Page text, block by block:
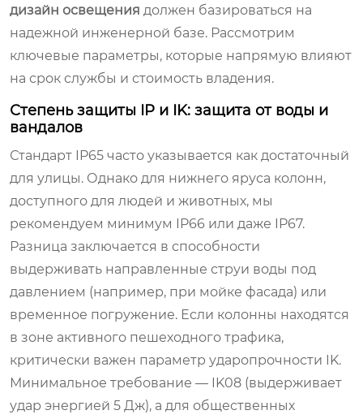
дизайн освещения должен базироваться на
надежной инженерной базе. Рассмотрим
ключевые параметры, которые напрямую влияют
на срок службы и стоимость владения.
Степень защиты IP и IK: защита от воды и
вандалов
Стандарт IP65 часто указывается как достаточный
для улицы. Однако для нижнего яруса колонн,
доступного для людей и животных, мы
рекомендуем минимум IP66 или даже IP67.
Разница заключается в способности
выдерживать направленные струи воды под
давлением (например, при мойке фасада) или
временное погружение. Если колонны находятся
в зоне активного пешеходного трафика,
критически важен параметр ударопрочности IK.
Минимальное требование — IK08 (выдерживает
удар энергией 5 Дж), а для общественных